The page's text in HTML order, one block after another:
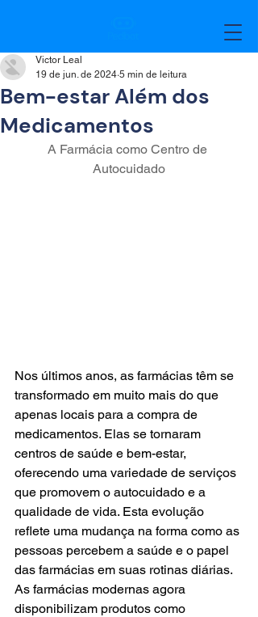
Bem-estar Além dos
Medicamentos
Victor Leal
19 de jun. de 2024 5 min de leitura
A Farmácia como Centro de
Autocuidado
Nos últimos anos, as farmácias têm se
transformado em muito mais do que
apenas locais para a compra de
medicamentos. Elas se tornaram
centros de saúde e bem-estar,
oferecendo uma variedade de serviços
que promovem o autocuidado e a
qualidade de vida. Esta evolução
reflete uma mudança na forma como as
pessoas percebem a saúde e o papel
das farmácias em suas rotinas diárias.
As farmácias modernas agora
disponibilizam produtos como